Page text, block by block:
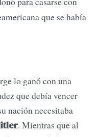
que se había
lo ganó con una
que debía vencer
nación necesitaba
. Mientras que al